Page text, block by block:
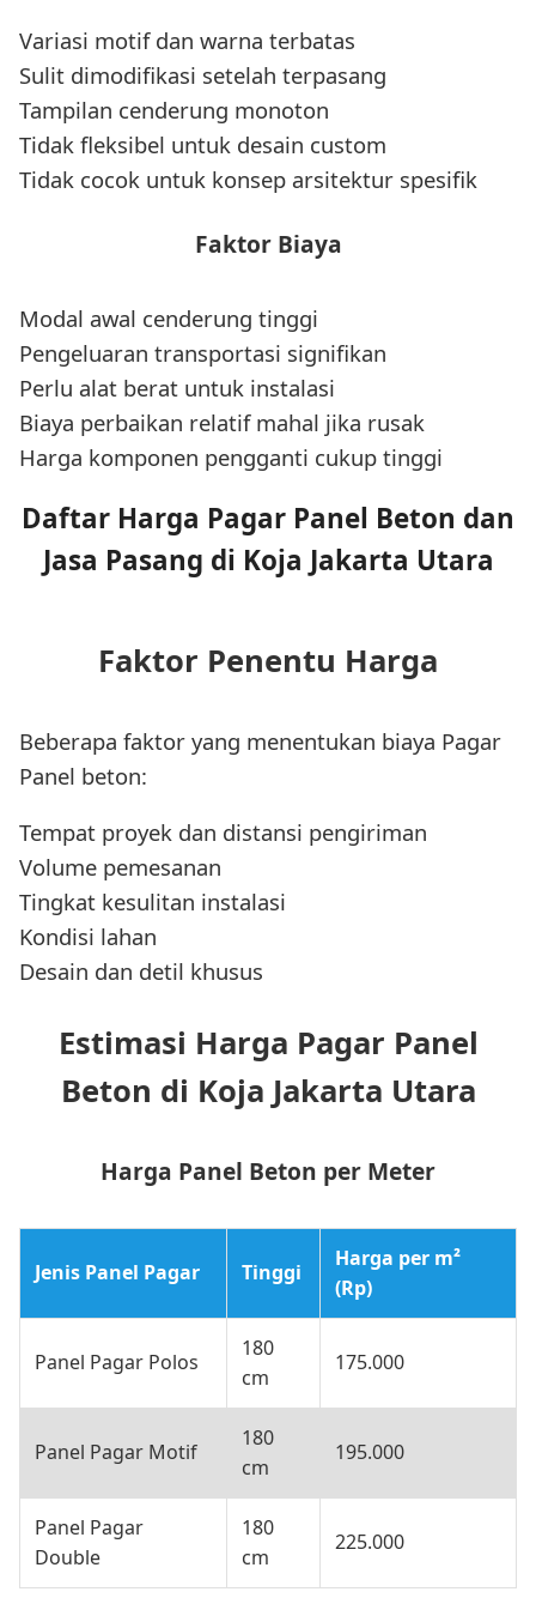
Variasi motif dan warna terbatas
Sulit dimodifikasi setelah terpasang
Tampilan cenderung monoton
Tidak fleksibel untuk desain custom
Tidak cocok untuk konsep arsitektur spesifik
Faktor Biaya
Modal awal cenderung tinggi
Pengeluaran transportasi signifikan
Perlu alat berat untuk instalasi
Biaya perbaikan relatif mahal jika rusak
Harga komponen pengganti cukup tinggi
Daftar Harga Pagar Panel Beton dan
Jasa Pasang di Koja Jakarta Utara
Faktor Penentu Harga
Beberapa faktor yang menentukan biaya Pagar
Panel beton:
Tempat proyek dan distansi pengiriman
Volume pemesanan
Tingkat kesulitan instalasi
Kondisi lahan
Desain dan detil khusus
Estimasi Harga Pagar Panel
Beton di Koja Jakarta Utara
Harga Panel Beton per Meter
Jenis Panel Pagar Tinggi
Harga per m²
(Rp)
Panel Pagar Polos
180
cm
175.000
Panel Pagar Motif
180
cm
195.000
Panel Pagar
Double
180
cm
225.000